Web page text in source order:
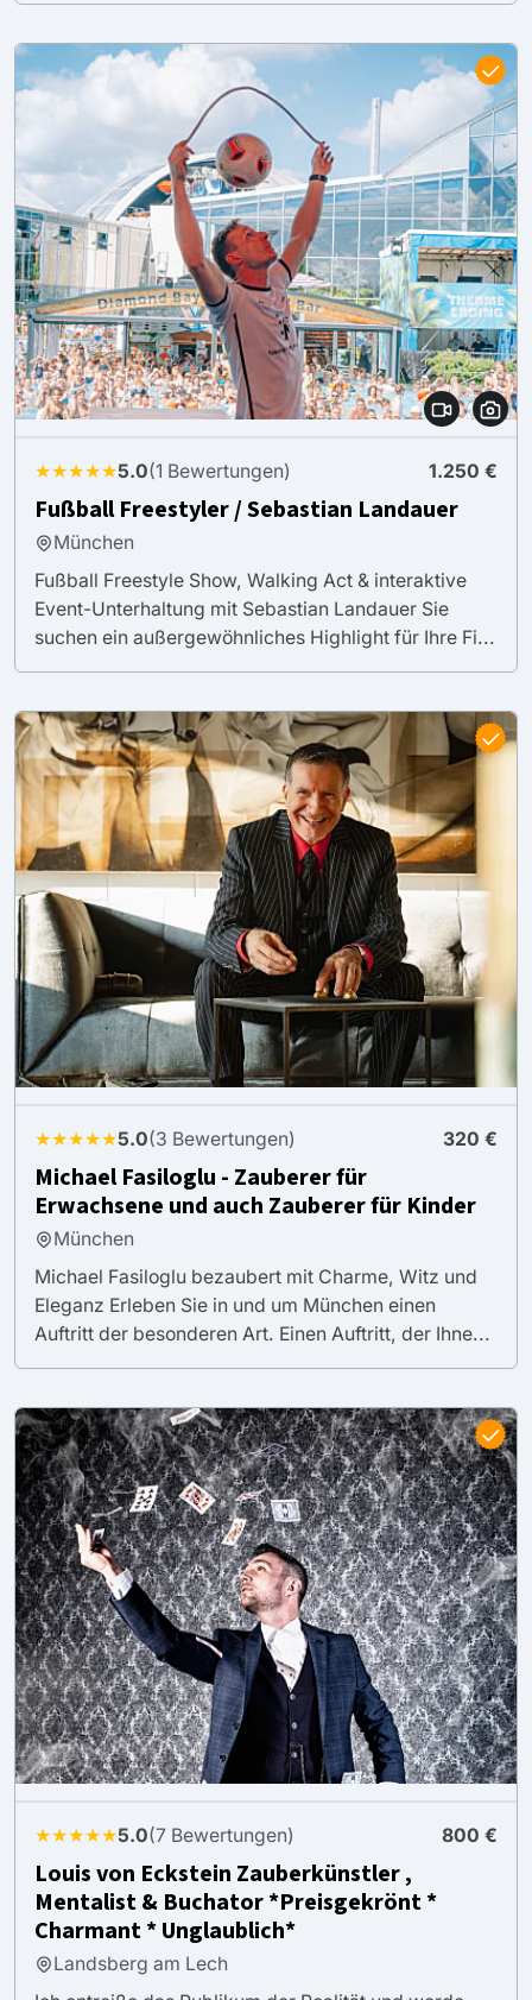
★★★★★5.0(1 Bewertungen) 1.250 €
Fußball Freestyler / Sebastian Landauer
München
Fußball Freestyle Show, Walking Act & interaktive
Event-Unterhaltung mit Sebastian Landauer Sie
suchen ein außergewöhnliches Highlight für Ihre Fi...
★★★★★5.0(3 Bewertungen) 320 €
Michael Fasiloglu - Zauberer für
Erwachsene und auch Zauberer für Kinder
München
Michael Fasiloglu bezaubert mit Charme, Witz und
Eleganz Erleben Sie in und um München einen
Auftritt der besonderen Art. Einen Auftritt, der Ihne...
★★★★★5.0(7 Bewertungen) 800 €
Louis von Eckstein Zauberkünstler ,
Mentalist & Buchator *Preisgekrönt *
Charmant * Unglaublich*
Landsberg am Lech